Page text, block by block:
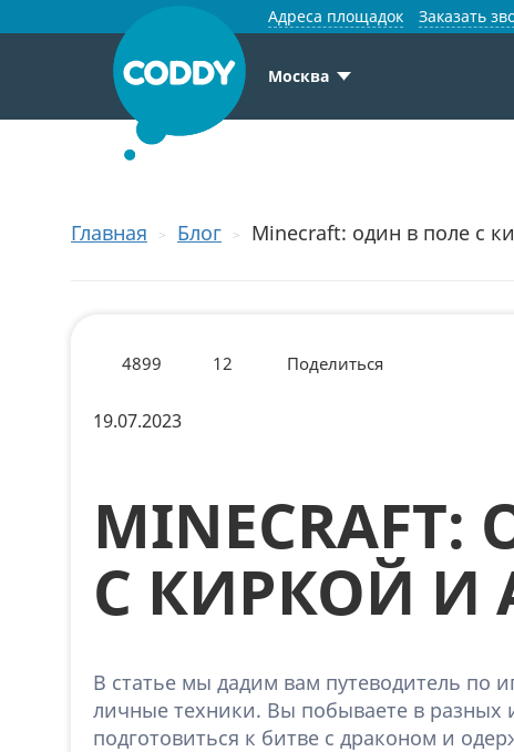
Адреса площадок Заказать
Москва
Главная Блог Minecraft: один в поле с
4899 12 Поделиться
19.07.2023
С КИРКОЙ
В статье мы дадим вам путеводитель по
личные техники. Вы побываете в разных
подготовиться к битве с драконом и